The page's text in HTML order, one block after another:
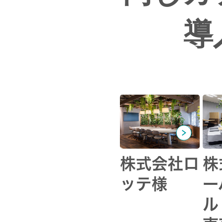
導
株式会社ロ
ッテ様
ル